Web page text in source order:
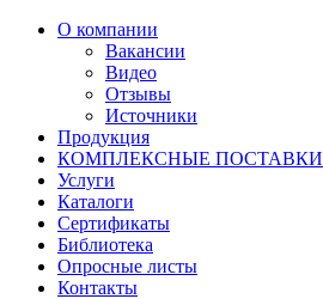
О компании
Вакансии
Видео
Отзывы
Источники
Продукция
КОМПЛЕКСНЫЕ ПОСТАВКИ
Услуги
Каталоги
Сертификаты
Библиотека
Опросные листы
Контакты